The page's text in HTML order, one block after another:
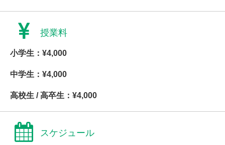
授業料
小学生：¥4,000
中学生：¥4,000
高校生 / 高卒生：¥4,000
スケジュール